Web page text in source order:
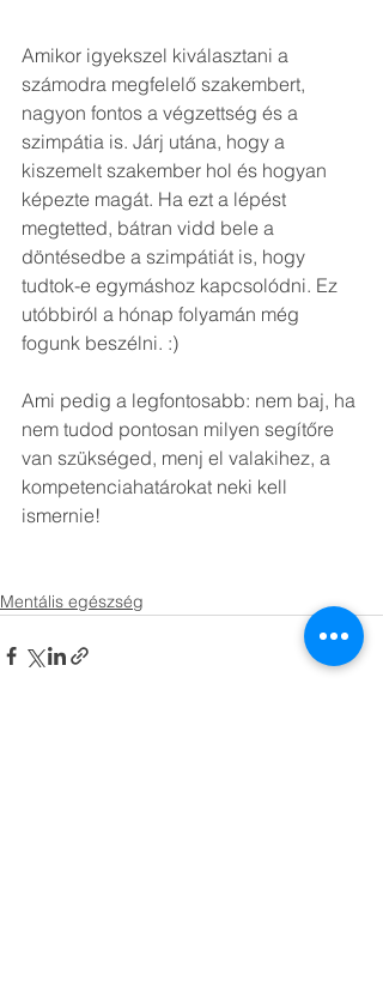
Amikor igyekszel kiválasztani a
számodra megfelelő szakembert,
nagyon fontos a végzettség és a
szimpátia is. Járj utána, hogy a
kiszemelt szakember hol és hogyan
képezte magát. Ha ezt a lépést
megtetted, bátran vidd bele a
döntésedbe a szimpátiát is, hogy
tudtok-e egymáshoz kapcsolódni. Ez
utóbbiról a hónap folyamán még
fogunk beszélni. :)
Ami pedig a legfontosabb: nem baj, ha
nem tudod pontosan milyen segítőre
van szükséged, menj el valakihez, a
kompetenciahatárokat neki kell
ismernie!
Mentális egészség